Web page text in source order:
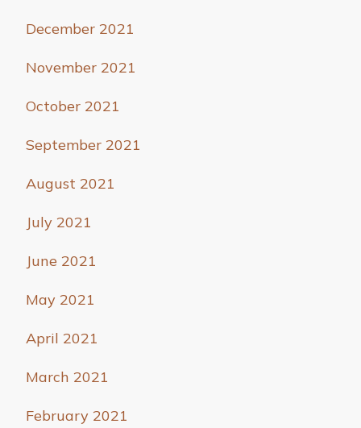
December 2021
November 2021
October 2021
September 2021
August 2021
July 2021
June 2021
May 2021
April 2021
March 2021
February 2021